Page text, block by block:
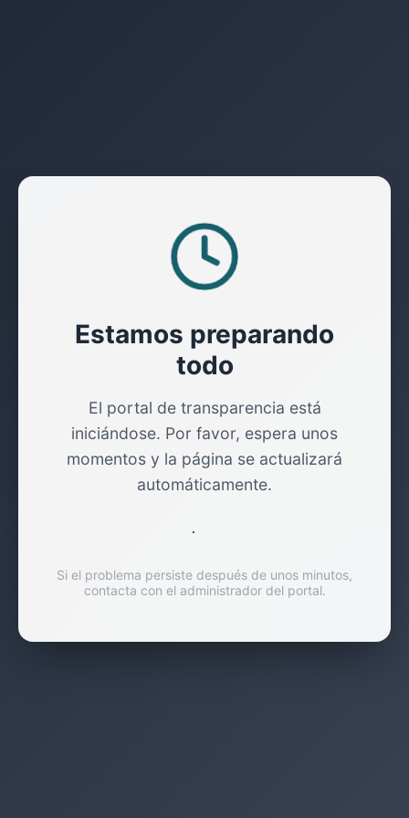
Estamos preparando
todo
El portal de transparencia está
iniciándose. Por favor, espera unos
momentos y la página se actualizará
automáticamente.
Si el problema persiste después de unos minutos,
contacta con el administrador del portal.